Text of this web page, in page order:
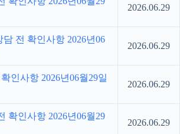
2026.06.29
전 확인사항 2026년06
2026.06.29
인사항 2026년06월29일
2026.06.29
확인사항 2026년06월29
2026.06.29